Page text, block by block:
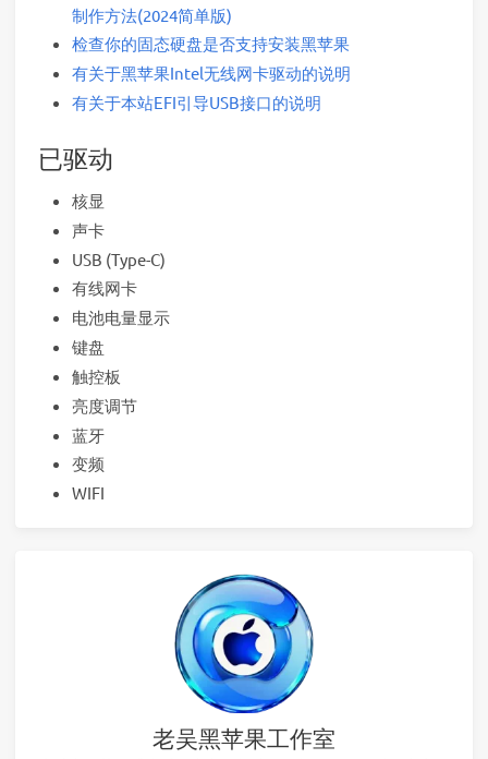
制作方法(2024简单版)
检查你的固态硬盘是否支持安装黑苹果
有关于黑苹果Intel无线网卡驱动的说明
有关于本站EFI引导USB接口的说明
已驱动
核显
声卡
USB (Type-C)
有线网卡
电池电量显示
键盘
触控板
亮度调节
蓝牙
变频
WIFI
老吴黑苹果工作室